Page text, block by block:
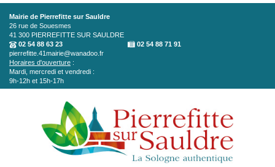
Aller au contenu principal
Mairie de Pierrefitte sur Sauldre
26 rue de Souesmes
41 300 PIERREFITTE SUR SAULDRE
02 54 88 63 23
02 54 88 71 91
pierrefitte.41mairie@wanadoo.fr
Horaires d'ouverture :
Mardi, mercredi et vendredi :
9h-12h et 15h-17h